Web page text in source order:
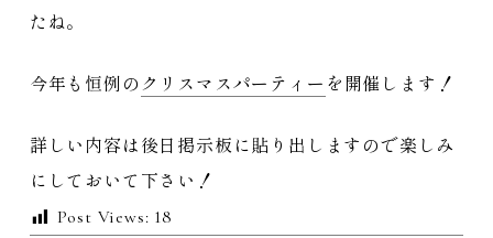
たね。
今年も恒例の クリスマスパーティー を開催します！
詳しい内容は後日掲示板に貼り出しますので楽しみ
にしておいて下さい！
Post Views: 18